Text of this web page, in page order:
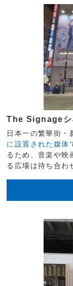
The Signageシ
日本一の繁華街・
に設置された媒体
るため、音楽や
る広場は待ち合わ